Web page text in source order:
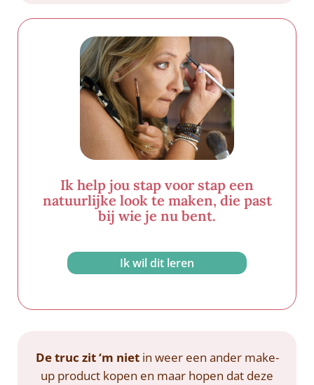
Ik help jou stap voor stap een
natuurlijke look te maken, die past
bij wie je nu bent.
Ik wil dit leren
De truc zit ‘m nietin weer een ander make-
up product kopen en maar hopen dat deze